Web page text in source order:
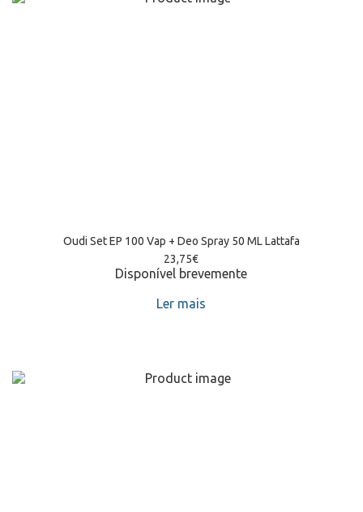
Oudi Set EP 100 Vap + Deo Spray 50 ML Lattafa
23,75€
Disponível brevemente
Ler mais